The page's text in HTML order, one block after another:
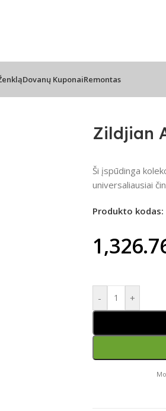
Dovanų KuponaiRemontas
Zildjian
Ši įspūdinga
universaliausiai
Produkto kodas:
- +